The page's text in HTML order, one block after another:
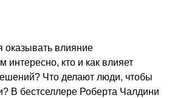
оказывать влияние
кто и как влияет
Что делают люди, чтобы
В бестселлере Роберта Чалдини